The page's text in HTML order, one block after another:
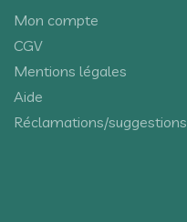
Mon compte
CGV
Mentions légales
Aide
Réclamations/suggestions